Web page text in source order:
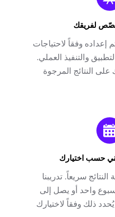
لفريقك
وفقاً لاحتياجات
والتنفيذ العملي.
النتائج المرجوة
حسب اختيارك
سريعاً. تدريبنا
واحد أو يصل إلى
ذلك وفقاً لاختيارك